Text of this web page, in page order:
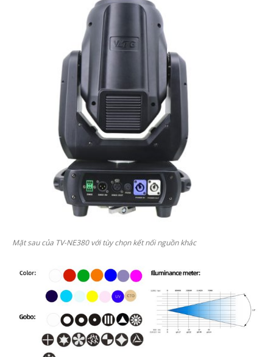
Mặt sau của TV-NE380 với tùy chọn kết nối nguồn khác